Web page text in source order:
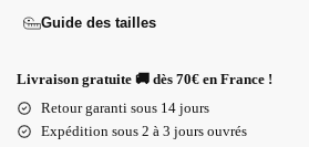
Guide des tailles
Livraison gratuite 🚚 dès 70€ en France !
Retour garanti sous 14 jours
Expédition sous 2 à 3 jours ouvrés